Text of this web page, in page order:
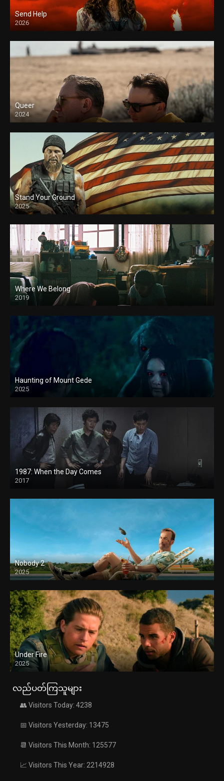
Send Help
2026
Queer
2024
Stand Your Ground
2025
Where We Belong
2019
Haunting of Mount Gede
2025
1987: When the Day Comes
2017
Nobody 2
2025
Under Fire
2025
လည်ပတ်ကြသူများ
👥 Visitors Today: 4238
📅 Visitors Yesterday: 13475
📆 Visitors This Month: 125577
📈 Visitors This Year: 2214928